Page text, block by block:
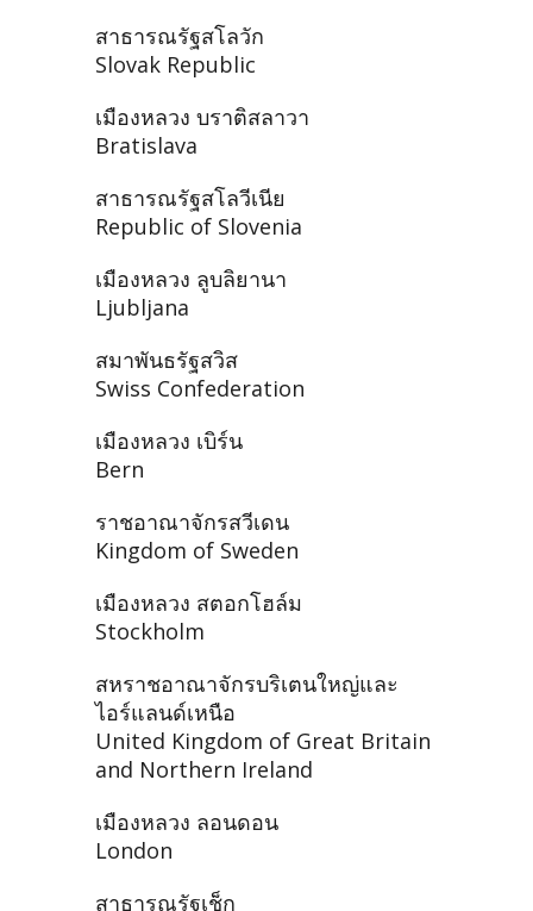
สาธารณรัฐสโลวัก
Slovak Republic
เมืองหลวง บราติสลาวา
Bratislava
สาธารณรัฐสโลวีเนีย
Republic of Slovenia
เมืองหลวง ลูบลิยานา
Ljubljana
สมาพันธรัฐสวิส
Swiss Confederation
เมืองหลวง เบิร์น
Bern
ราชอาณาจักรสวีเดน
Kingdom of Sweden
เมืองหลวง สตอกโฮล์ม
Stockholm
สหราชอาณาจักรบริเตนใหญ่และ
ไอร์แลนด์เหนือ
United Kingdom of Great Britain
and Northern Ireland
เมืองหลวง ลอนดอน
London
สาธารณรัฐเช็ก